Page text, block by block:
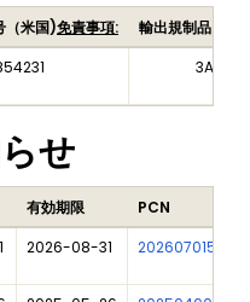
（米国)免責事項:
輸出規制品目番
せ
有効期限
PCN
2026-08-31 202607015I